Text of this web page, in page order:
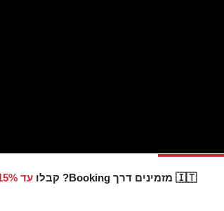
🇮🇹 מזמינים דרך Booking? קבלו עד 15% הנחה